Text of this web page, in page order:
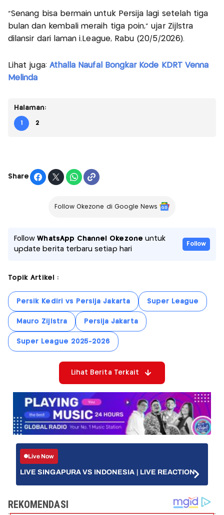
“Senang bisa bermain untuk Persija lagi setelah tiga
bulan dan kembali meraih tiga poin,” ujar Zijlstra
dilansir dari laman i.League, Rabu (20/5/2026).
Lihat juga: Athalla Naufal Bongkar Kode KDRT Venna
Melinda
Halaman:
1 2
Share
Follow Okezone di Google News
FollowWhatsApp Channel Okezone untuk
update berita terbaru setiap hari
Follow
Topik Artikel :
Persik Kediri vs Persija Jakarta Super League
Mauro Zijlstra Persija Jakarta
Super League 2025-2026
Lihat Berita Terkait
Live Now
LIVE SINGAPURA VS INDONESIA | LIVE REACTION